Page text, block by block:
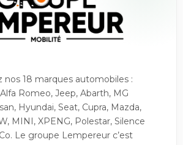
nos 18 marques automobiles :
Romeo, Jeep, Abarth, MG
Hyundai, Seat, Cupra, Mazda,
MINI, XPENG, Polestar, Silence
Le groupe Lempereur c’est